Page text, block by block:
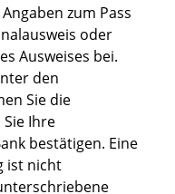
zum Pass
oder
Ausweises bei.
den
Sie die
Ihre
bestätigen. Eine
ist nicht